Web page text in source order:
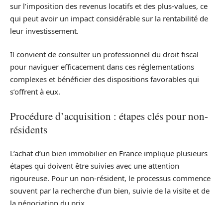
sur l’imposition des revenus locatifs et des plus-values, ce
qui peut avoir un impact considérable sur la rentabilité de
leur investissement.
Il convient de consulter un professionnel du droit fiscal
pour naviguer efficacement dans ces réglementations
complexes et bénéficier des dispositions favorables qui
s’offrent à eux.
Procédure d’acquisition : étapes clés pour non-
résidents
L’achat d’un bien immobilier en France implique plusieurs
étapes qui doivent être suivies avec une attention
rigoureuse. Pour un non-résident, le processus commence
souvent par la recherche d’un bien, suivie de la visite et de